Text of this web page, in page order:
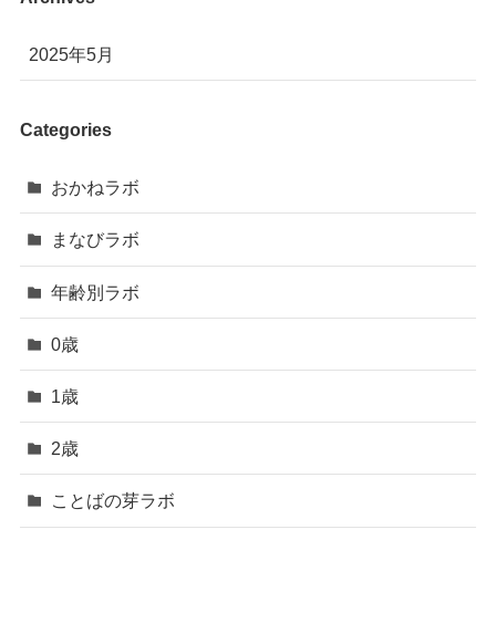
2025年5月
Categories
おかねラボ
まなびラボ
年齢別ラボ
0歳
1歳
2歳
ことばの芽ラボ